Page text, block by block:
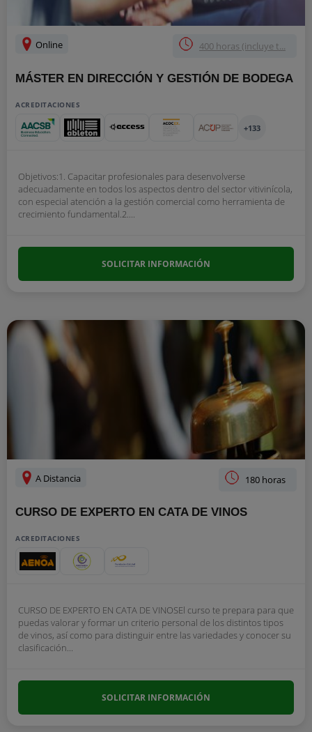
Online 400 horas (incluye t...
MÁSTER EN DIRECCIÓN Y GESTIÓN DE BODEGA
ACREDITACIONES
+133
Objetivos:1. Capacitar profesionales para desenvolverse
adecuadamente en todos los aspectos dentro del sector vitivinícola,
con especial atención a la gestión comercial como herramienta de
crecimiento fundamental.2....
SOLICITAR INFORMACIÓN
A Distancia 180 horas
CURSO DE EXPERTO EN CATA DE VINOS
ACREDITACIONES
CURSO DE EXPERTO EN CATA DE VINOSEl curso te prepara para que
puedas valorar y formar un criterio personal de los distintos tipos
de vinos, así como para distinguir entre las variedades y conocer su
clasificación...
SOLICITAR INFORMACIÓN